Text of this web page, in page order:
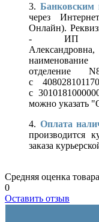
3.Банковским
через
Онлайн).
- ИП
отделение
с
с
можно указать
4. Оплата
производится
заказа
Средняя оценка товара
0
Оставить отзыв